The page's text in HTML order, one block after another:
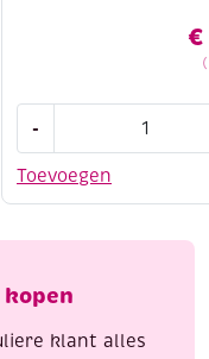
€
Toevoegen
-
1000
320
aantal
klant alles